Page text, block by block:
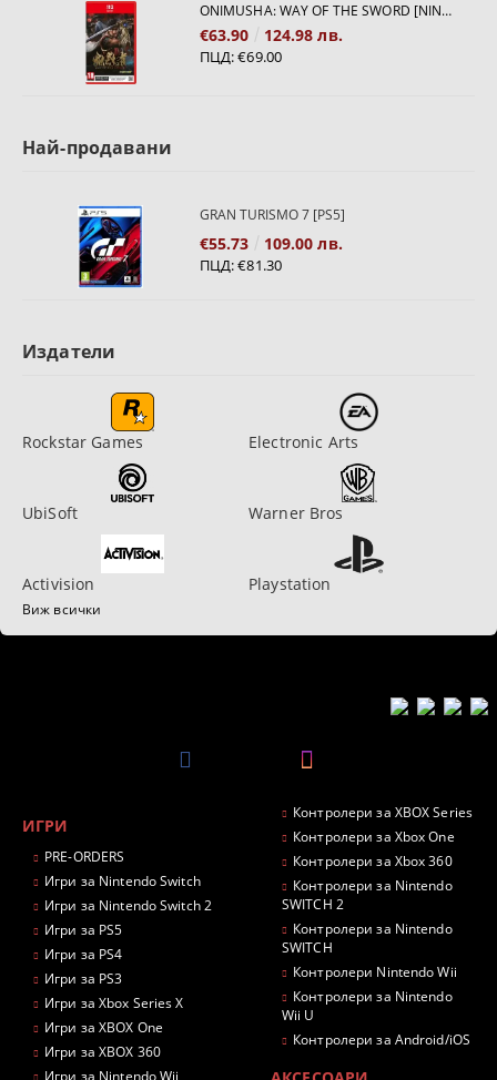
ONIMUSHA: WAY OF THE SWORD [NINTENDO SWITCH 2]
€63.90 124.98 лв.
ПЦД:€69.00
Най-продавани
GRAN TURISMO 7 [PS5]
€55.73 109.00 лв.
ПЦД:€81.30
Издатели
Rockstar Games Electronic Arts
UbiSoft Warner Bros
Activision Playstation
Виж всички
ИГРИ
PRE-ORDERS
Игри за Nintendo Switch
Игри за Nintendo Switch 2
Игри за PS5
Игри за PS4
Игри за PS3
Игри за Xbox Series X
Игри за XBOX One
Игри за XBOX 360
Контролери за XBOX Series
Контролери за Xbox One
Контролери за Xbox 360
Контролери за Nintendo
SWITCH 2
Контролери за Nintendo
SWITCH
Контролери Nintendo Wii
Контролери за Nintendo
Wii U
Контролери за Android/iOS